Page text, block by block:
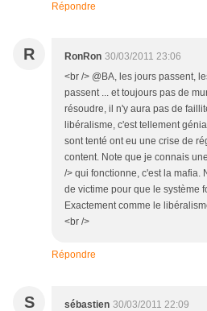
Répondre
R RonRon 30/03/2011 23:06
<br /> @BA, les jours passent,
passent ... et toujours pas de
résoudre, il n'y aura pas de
libéralisme, c'est tellement
sont tenté ont eu une crise de
content. Note que je connais
/> qui fonctionne, c'est la mafia.
de victime pour que le système
Exactement comme le
<br />
Répondre
S sébastien 30/03/2011 22:09